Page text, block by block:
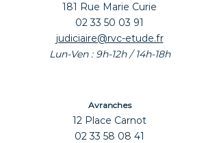
181 Rue Marie Curie
02 33 50 03 91
judiciaire@rvc-etude.fr
Lun-Ven : 9h-12h / 14h-18h
Avranches
12 Place Carnot
02 33 58 08 41